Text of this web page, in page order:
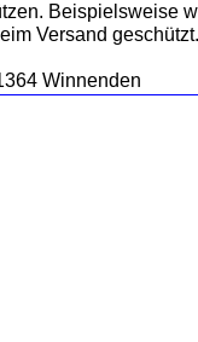
Beispielsweise
Versand geschützt.
Winnenden